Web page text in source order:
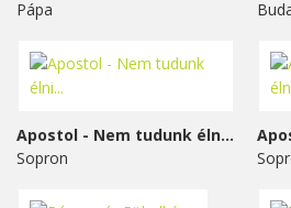
Pápa
Apostol - Nem tudunk élni...
Sopron